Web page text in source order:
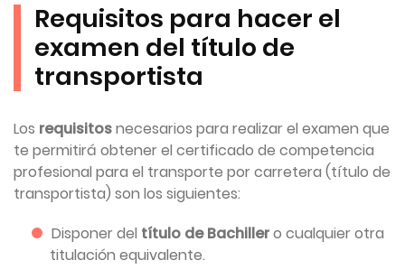
Requisitos para hacer el
examen del título de
transportista
Los requisitosnecesarios para realizar el examen que
te permitirá obtener el certificado de competencia
profesional para el transporte por carretera (título de
transportista) son los siguientes:
Disponer del título de Bachillero cualquier otra
titulación equivalente.